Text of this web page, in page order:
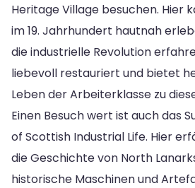
Heritage Village besuchen. Hier
im 19. Jahrhundert hautnah
die industrielle Revolution
liebevoll restauriert und bietet
Leben der Arbeiterklasse zu
Einen Besuch wert ist auch das
of Scottish Industrial Life. Hier
die Geschichte von North
historische Maschinen und